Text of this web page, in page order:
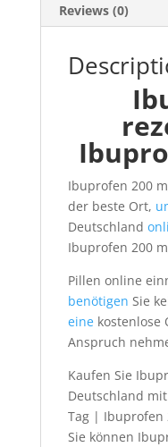
Reviews (0)
Ibuprofen 200
der beste Ort,
Deutschland
Ibuprofen 200
Pillen online
benötigen Sie
einekostenlose
Anspruch
Kaufen Sie
Deutschland
Tag | Ibuprofen
Sie können